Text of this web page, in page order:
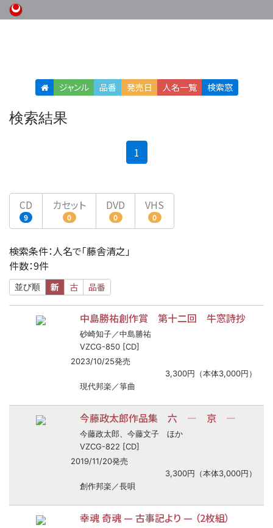
ジャンル 品番 発売日 人名一覧 検索窓
検索結果
1
CD
9
カセット
0
DVD
0
VHS
0
検索条件：人名で「藤舎清之」
件数：9件
並び順 新 古 品番
中島勝祐創作賞 第十二回 牛窓詩抄
砂崎知子／中島勝祐
VZCG-850 [CD]
2023/10/25発売
3,300円（本体3,000円）
現代邦楽／箏曲
今藤政太郎作品集 六 ― 京 ―
今藤政太郎、今藤文子 ほか
VZCG-822 [CD]
2019/11/20発売
3,300円（本体3,000円）
創作邦楽／長唄
幸魂 奇魂 — 古事記より — （2枚組）